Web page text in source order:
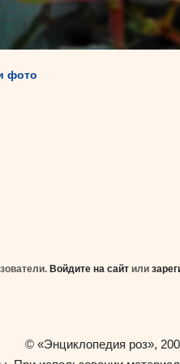
фото
Войдите на сайт или
© «Энциклопедия роз»,